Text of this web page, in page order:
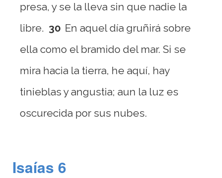
presa, y se la lleva sin que nadie la
libre. 30 En aquel día gruñirá sobre
ella como el bramido del mar. Si se
mira hacia la tierra, he aquí, hay
tinieblas y angustia; aun la luz es
oscurecida por sus nubes.
Isaías 6